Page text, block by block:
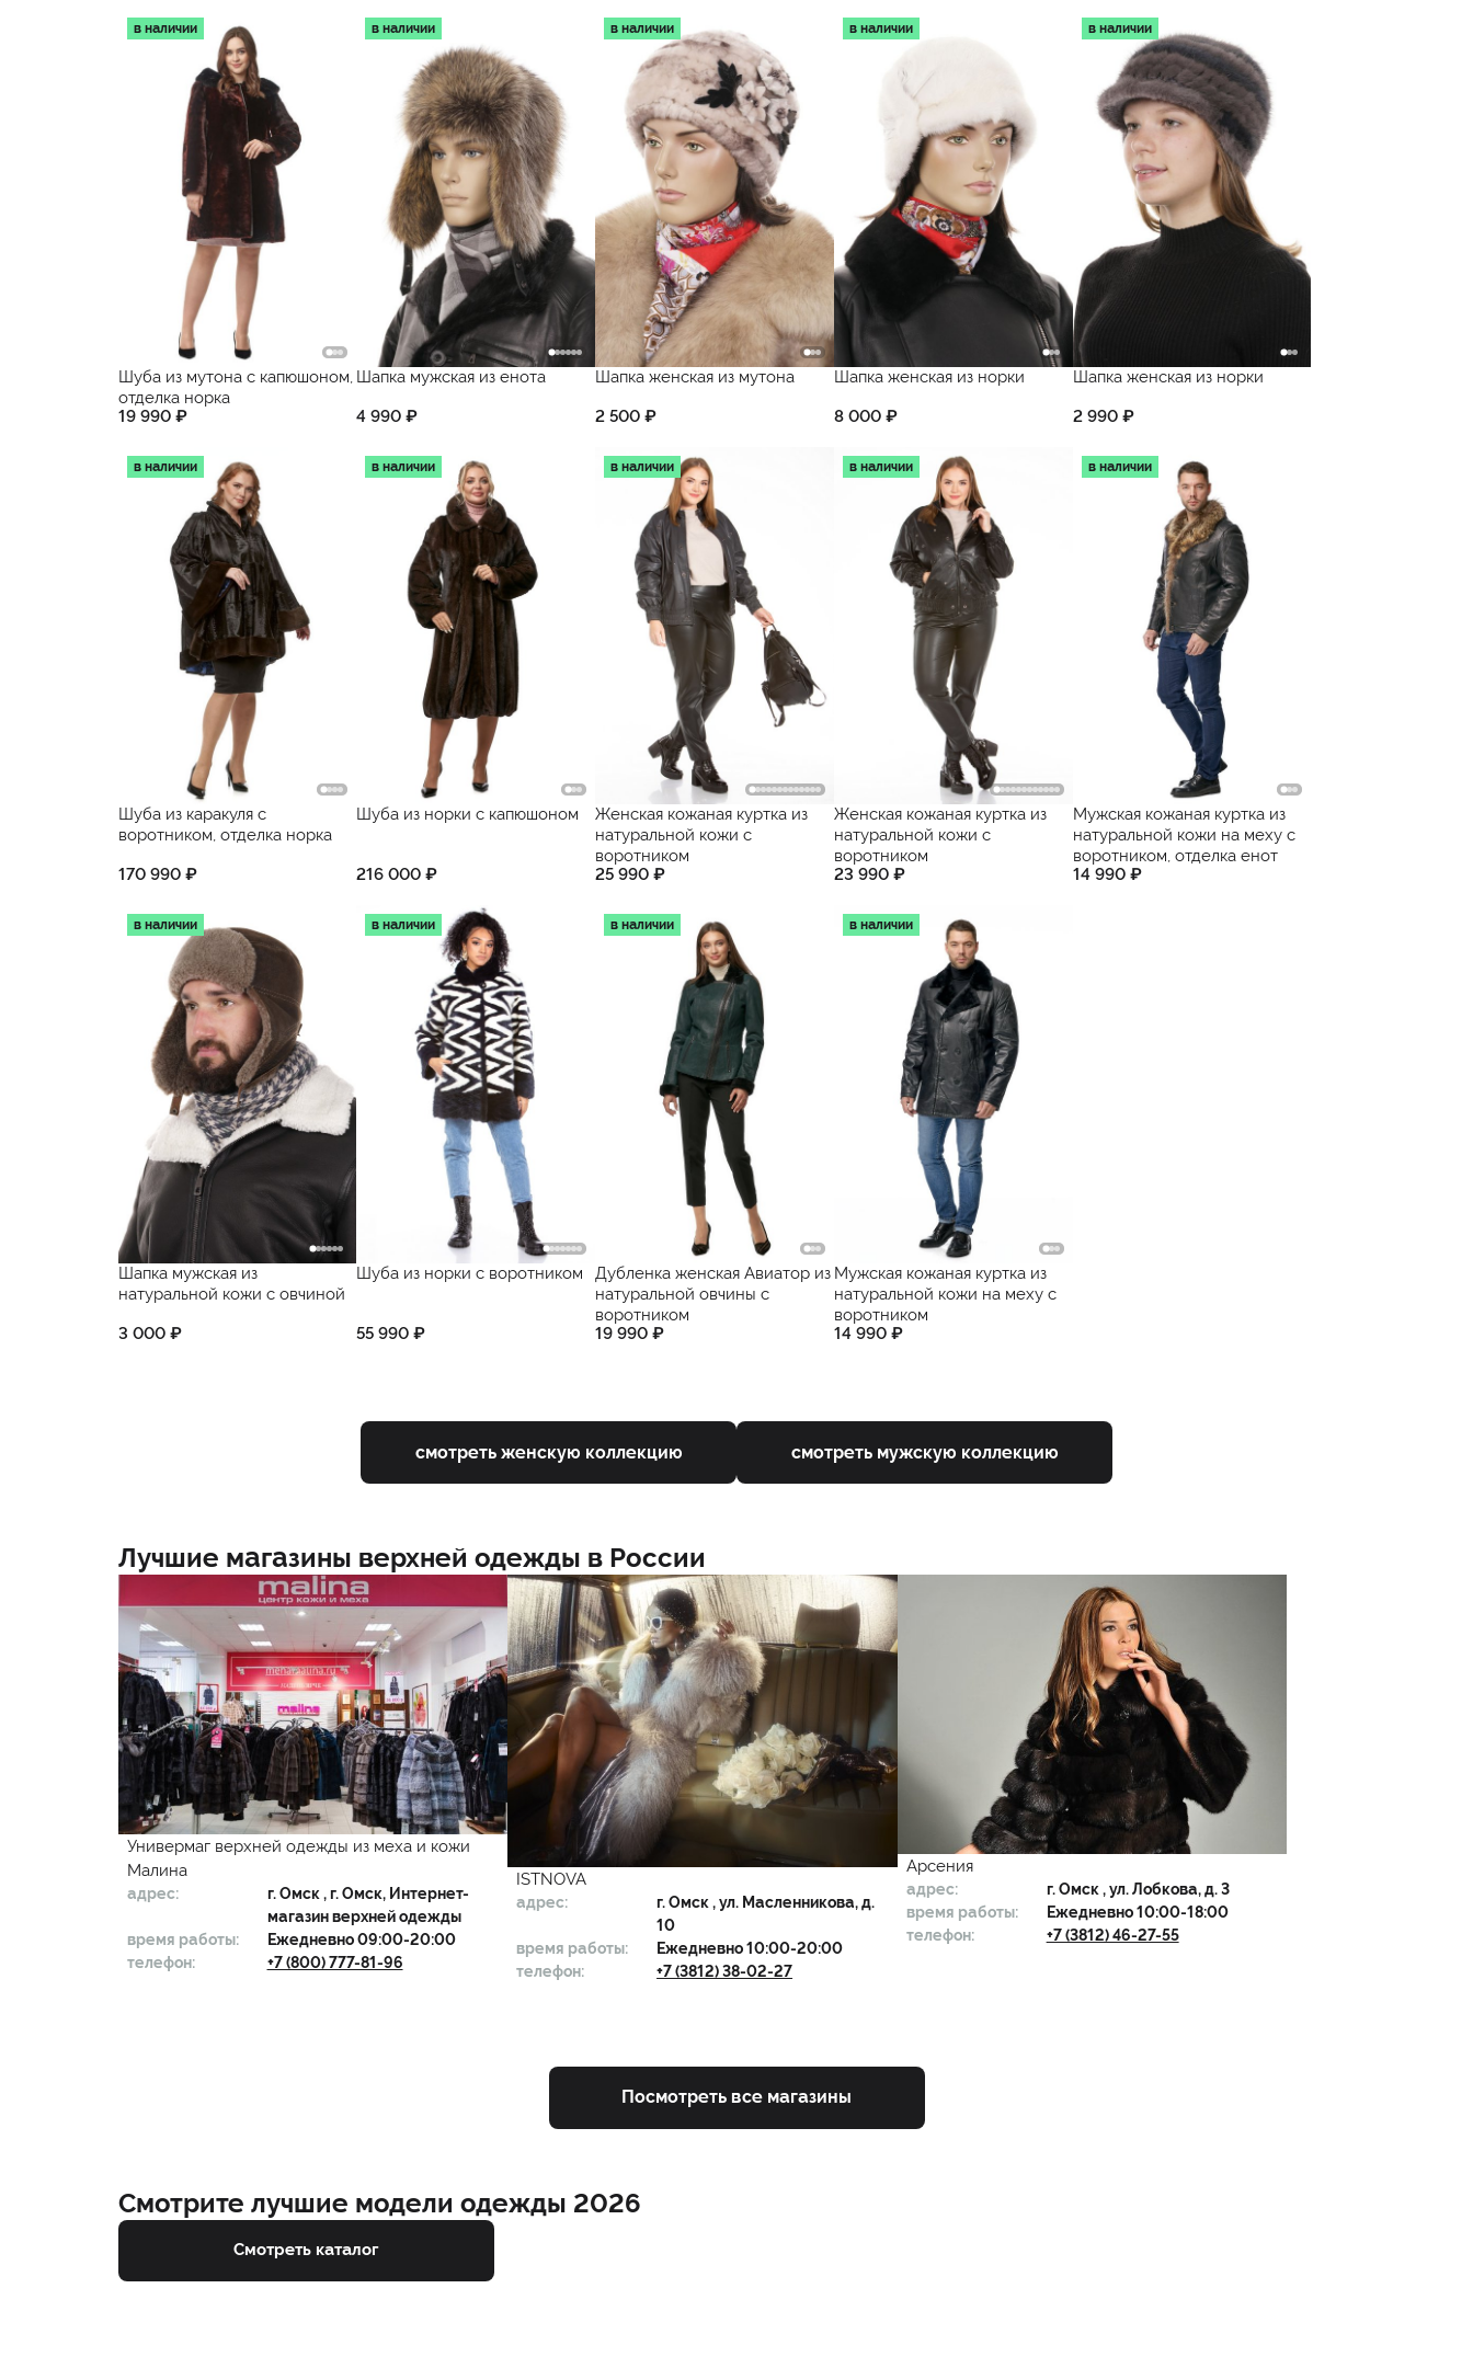
в наличии
Шуба из мутона с капюшоном,
отделка норка
19 990 ₽
в наличии
Шапка мужская из енота
4 990 ₽
в наличии
Шапка женская из мутона
2 500 ₽
в наличии
Шапка женская из норки
8 000 ₽
в наличии
Шапка женская из норки
2 990 ₽
в наличии
Шуба из каракуля с
воротником, отделка норка
170 990 ₽
в наличии
Шуба из норки с капюшоном
216 000 ₽
в наличии
Женская кожаная куртка из
натуральной кожи с
воротником
25 990 ₽
в наличии
Женская кожаная куртка из
натуральной кожи с
воротником
23 990 ₽
в наличии
Мужская кожаная куртка из
натуральной кожи на меху с
воротником, отделка енот
14 990 ₽
в наличии
Шапка мужская из
натуральной кожи с овчиной
3 000 ₽
в наличии
Шуба из норки с воротником
55 990 ₽
в наличии
Дубленка женская Авиатор из
натуральной овчины с
воротником
19 990 ₽
в наличии
Мужская кожаная куртка из
натуральной кожи на меху с
воротником
14 990 ₽
смотреть женскую коллекцию смотреть мужскую коллекцию
Лучшие магазины верхней одежды в России
Универмаг верхней одежды из меха и кожи
Малина
адрес: г.Омск , г. Омск, Интернет-
магазин верхней одежды
время работы:
Ежедневно 09:00-20:00
телефон:
+7 (800) 777-81-96
ISTNOVA
адрес: г.Омск, ул. Масленникова, д.
10
время работы:
Ежедневно 10:00-20:00
телефон:
+7 (3812) 38-02-27
Арсения
адрес: г.Омск , ул. Лобкова, д. 3
время работы:
Ежедневно 10:00-18:00
телефон:
+7 (3812) 46-27-55
Посмотреть все магазины
Смотрите лучшие модели одежды 2026
Смотреть каталог